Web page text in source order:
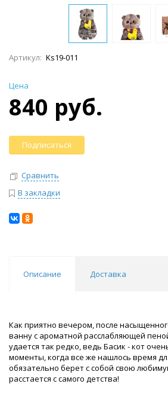
Артикул: Ks19-011
Цена
840 руб.
Подписаться
Сравнить
В закладки
Описание Доставка
Как приятно вечером, после
ванну с ароматной расслабляющей
удается так редко, ведь Басик - кот
моменты, когда все же нашлось время
обязательно берет с собой свою
расстается с самого детства!